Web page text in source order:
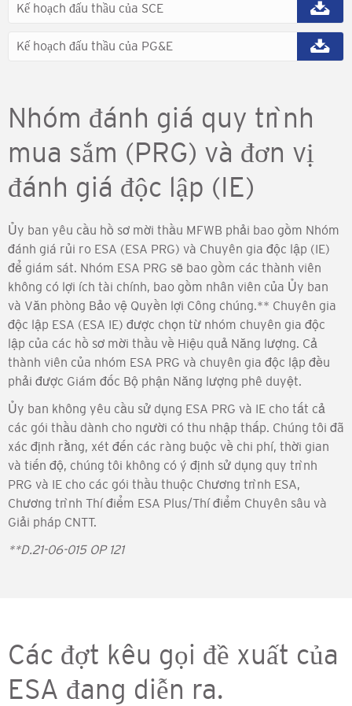
Kế hoạch đấu thầu của SCE
Kế hoạch đấu thầu của PG&E
Nhóm đánh giá quy trình
mua sắm (PRG) và đơn vị
đánh giá độc lập (IE)
Ủy ban yêu cầu hồ sơ mời thầu MFWB phải bao gồm Nhóm
đánh giá rủi ro ESA (ESA PRG) và Chuyên gia độc lập (IE)
để giám sát. Nhóm ESA PRG sẽ bao gồm các thành viên
không có lợi ích tài chính, bao gồm nhân viên của Ủy ban
và Văn phòng Bảo vệ Quyền lợi Công chúng.** Chuyên gia
độc lập ESA (ESA IE) được chọn từ nhóm chuyên gia độc
lập của các hồ sơ mời thầu về Hiệu quả Năng lượng. Cả
thành viên của nhóm ESA PRG và chuyên gia độc lập đều
phải được Giám đốc Bộ phận Năng lượng phê duyệt.
Ủy ban không yêu cầu sử dụng ESA PRG và IE cho tất cả
các gói thầu dành cho người có thu nhập thấp. Chúng tôi đã
xác định rằng, xét đến các ràng buộc về chi phí, thời gian
và tiến độ, chúng tôi không có ý định sử dụng quy trình
PRG và IE cho các gói thầu thuộc Chương trình ESA,
Chương trình Thí điểm ESA Plus/Thí điểm Chuyên sâu và
Giải pháp CNTT.
**D.21-06-015 OP 121
Các đợt kêu gọi đề xuất của
ESA đang diễn ra.